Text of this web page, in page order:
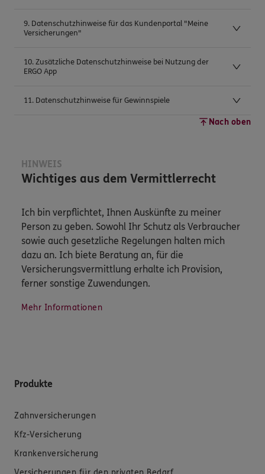
9. Datenschutzhinweise für das Kundenportal "Meine
Versicherungen"
10. Zusätzliche Datenschutzhinweise bei Nutzung der
ERGO App
11. Datenschutzhinweise für Gewinnspiele
Nach oben
HINWEIS
Wichtiges aus dem Vermittlerrecht
Ich bin verpflichtet, Ihnen Auskünfte zu meiner
Person zu geben. Sowohl Ihr Schutz als Verbraucher
sowie auch gesetzliche Regelungen halten mich
dazu an. Ich biete Beratung an, für die
Versicherungsvermittlung erhalte ich Provision,
ferner sonstige Zuwendungen.
Mehr Informationen
Produkte
Zahnversicherungen
Kfz-Versicherung
Krankenversicherung